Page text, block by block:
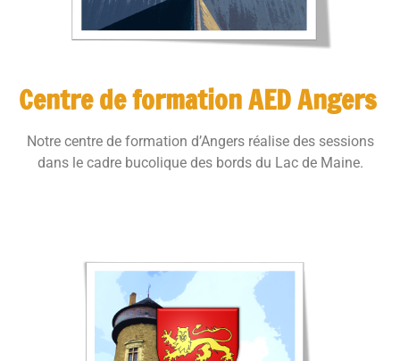
Centre de formation AED Angers
Notre centre de formation d’Angers réalise des sessions
dans le cadre bucolique des bords du Lac de Maine.